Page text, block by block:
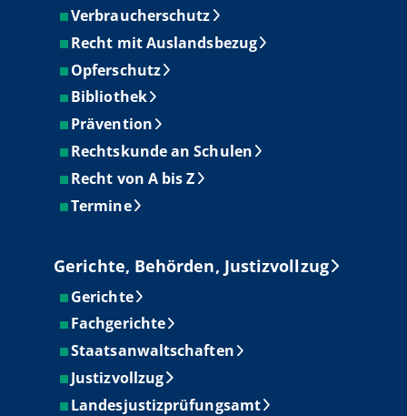
Verbraucherschutz
Recht mit Auslandsbezug
Opferschutz
Bibliothek
Prävention
Rechtskunde an Schulen
Recht von A bis Z
Termine
Gerichte, Behörden, Justizvollzug
Gerichte
Fachgerichte
Staatsanwaltschaften
Justizvollzug
Landesjustizprüfungsamt